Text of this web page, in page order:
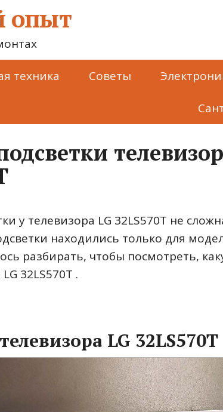
опыт
техника Советы
у телевизора LG 32LS570T не
находились только для
разбирать, чтобы посмотреть,
32LS570T .
LG 32LS570T